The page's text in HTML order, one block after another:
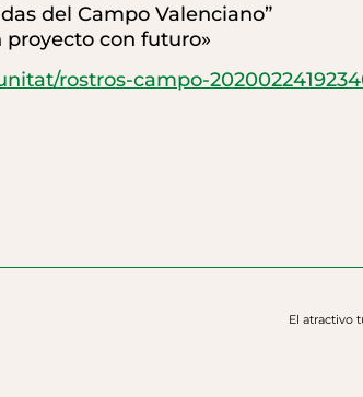
del Campo Valenciano”
con futuro»
rostros-campo-
El atractivo